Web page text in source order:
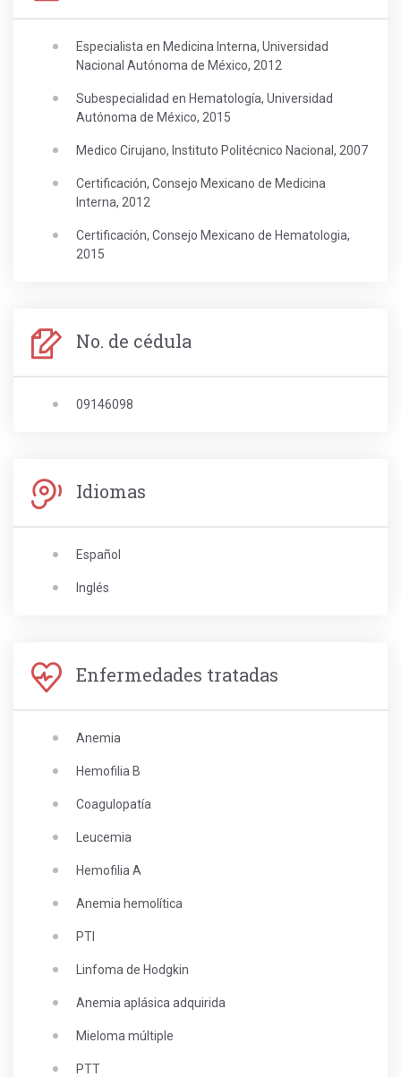
Especialista en Medicina Interna, Universidad
Nacional Autónoma de México, 2012
Subespecialidad en Hematología, Universidad
Autónoma de México, 2015
Medico Cirujano, Instituto Politécnico Nacional, 2007
Certificación, Consejo Mexicano de Medicina
Interna, 2012
Certificación, Consejo Mexicano de Hematologia,
2015
No. de cédula
09146098
Idiomas
Español
Inglés
Enfermedades tratadas
Anemia
Hemofilia B
Coagulopatía
Leucemia
Hemofilia A
Anemia hemolítica
PTI
Linfoma de Hodgkin
Anemia aplásica adquirida
Mieloma múltiple
PTT